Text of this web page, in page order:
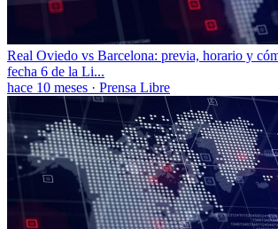
Real Oviedo vs Barcelona: previa, horario y
fecha 6 de la Li...
hace 10 meses · Prensa Libre